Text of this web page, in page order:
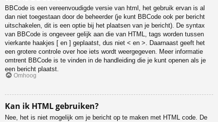
BBCode is een vereenvoudigde versie van html, het gebruik ervan is al
dan niet toegestaan door de beheerder (je kunt BBCode ook per bericht
uitschakelen, dit is een optie bij het plaatsen van je bericht). De syntax
van BBCode is ongeveer gelijk aan die van HTML, tags worden tussen
vierkante haakjes [ en ] geplaatst, dus niet < en >. Daarnaast geeft het
een grotere controle over hoe iets wordt weergegeven. Meer informatie
omtrent BBCode is te vinden in de handleiding die je kunt openen als je
een bericht plaatst.
Omhoog
Kan ik HTML gebruiken?
Nee, het is niet mogelijk om je bericht op te maken met HTML code. De